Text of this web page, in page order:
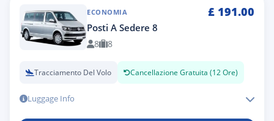
ECONOMIA £ 191.00
Posti A Sedere 8
8 8
Tracciamento Del Volo Cancellazione Gratuita (12 Ore)
Luggage Info